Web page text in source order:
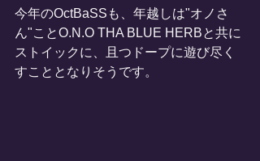
今年のOctBaSSも、年越しは"オノさ
ん"ことO.N.O THA BLUE HERBと共に
ストイックに、且つドープに遊び尽く
すこととなりそうです。